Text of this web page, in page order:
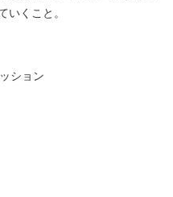
いくこと。
ション